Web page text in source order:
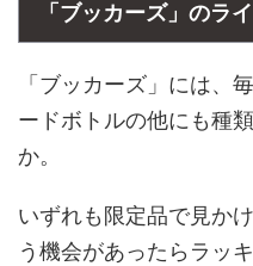
「ブッカーズ」のラ
「ブッカーズ」には、
ードボトルの他にも種
か。
いずれも限定品で見か
う機会があったらラッキ